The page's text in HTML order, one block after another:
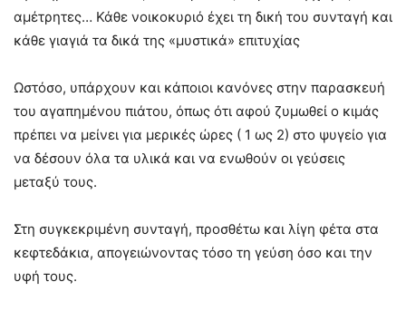
αμέτρητες… Κάθε νοικοκυριό έχει τη δική του συνταγή και
κάθε γιαγιά τα δικά της «μυστικά» επιτυχίας
Ωστόσο, υπάρχουν και κάποιοι κανόνες στην παρασκευή
του αγαπημένου πιάτου, όπως ότι αφού ζυμωθεί ο κιμάς
πρέπει να μείνει για μερικές ώρες ( 1 ως 2) στο ψυγείο για
να δέσουν όλα τα υλικά και να ενωθούν οι γεύσεις
μεταξύ τους.
Στη συγκεκριμένη συνταγή, προσθέτω και λίγη φέτα στα
κεφτεδάκια, απογειώνοντας τόσο τη γεύση όσο και την
υφή τους.